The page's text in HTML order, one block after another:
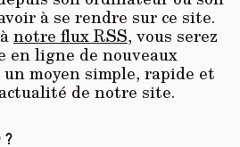
à se rendre sur ce site.
notre flux RSS, vous serez
en ligne de nouveaux
un moyen simple, rapide et
de notre site.
?